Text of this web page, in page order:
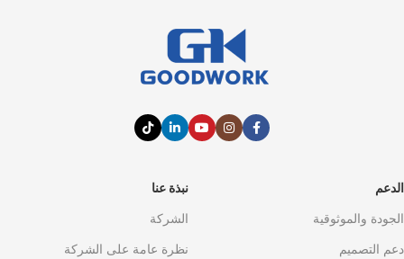
نبذة عنا
الشركة
نظرة عامة على الشركة
الدعم
الجودة والموثوقية
دعم التصميم